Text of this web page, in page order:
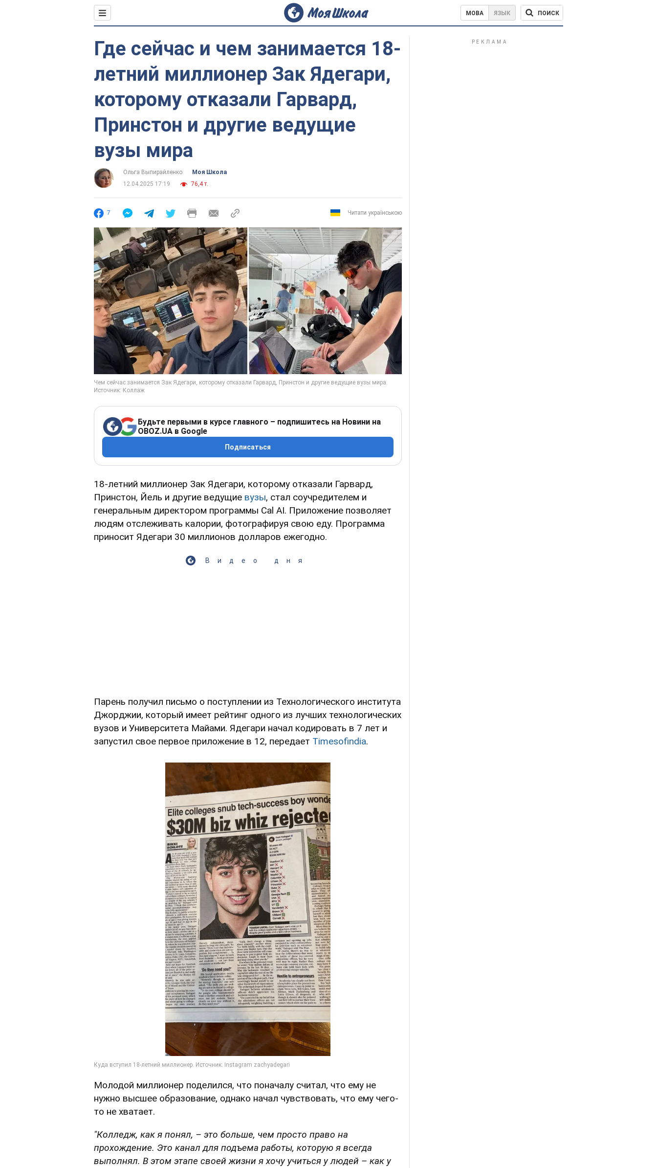
МОВА ЯЗЫК ПОИСК
Где сейчас и чем занимается 18-
летний миллионер Зак Ядегари,
которому отказали Гарвард,
Принстон и другие ведущие
вузы мира
Ольга Выпирайленко
Моя Школа
12.04.2025 17:19
76,4 т.
7 Читати українською
Будьте первыми в курсе главного – подпишитесь на Новини на
OBOZ.UA в Google
Подписаться
18-летний миллионер Зак Ядегари, которому отказали Гарвард,
Принстон, Йель и другие ведущие вузы, стал соучредителем и
генеральным директором программы Cal AI. Приложение позволяет
людям отслеживать калории, фотографируя свою еду. Программа
приносит Ядегари 30 миллионов долларов ежегодно.
Видео дня
Парень получил письмо о поступлении из Технологического института
Джорджии, который имеет рейтинг одного из лучших технологических
вузов и Университета Майами. Ядегари начал кодировать в 7 лет и
запустил свое первое приложение в 12, передает Timesofindia.
Молодой миллионер поделился, что поначалу считал, что ему не
нужно высшее образование, однако начал чувствовать, что ему чего-
то не хватает.
"Колледж, как я понял, – это больше, чем просто право на
прохождение. Это канал для подъема работы, которую я всегда
выполнял. В этом этапе своей жизни я хочу учиться у людей – как у